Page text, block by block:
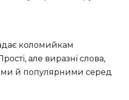
коломийкам
але виразні слова,
й популярними серед